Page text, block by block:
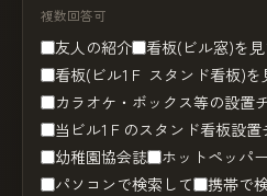
複数回答可
友人の紹介
看板(ビル窓)を見
看板(ビル1Ｆ スタンド看板)を
カラオケ・ボックス等の設置
当ビル1Ｆのスタンド看板設置
幼稚園協会誌
ホットペッパー
パソコンで検索して
携帯で